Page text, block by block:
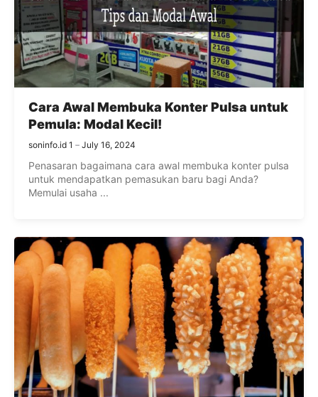
Cara Awal Membuka Konter Pulsa untuk
Pemula: Modal Kecil!
soninfo.id 1 July 16, 2024
Penasaran bagaimana cara awal membuka konter pulsa
untuk mendapatkan pemasukan baru bagi Anda?
Memulai usaha ...